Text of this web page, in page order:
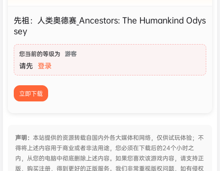
先祖：人类奥德赛_Ancestors: The Humankind Odys
sey
您当前的等级为 游客
请先 登录
立即下载
声明： 本站提供的资源转载自国内外各大媒体和网络，仅供试玩体验；不
得将上述内容用于商业或者非法用途，您必须在下载后的24个小时之
内，从您的电脑中彻底删除上述内容。如果您喜欢该游戏内容，请支持正
版，购买注册，得到更好的正版服务。我们非常重视版权问题，如有侵权